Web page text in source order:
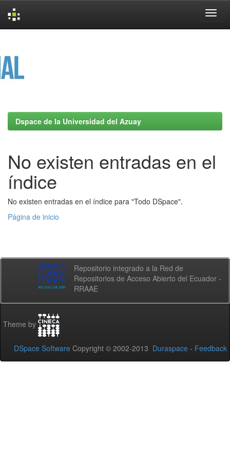
Dspace de la Universidad del Azuay
No existen entradas en el
índice
No existen entradas en el índice para "Todo DSpace".
Página de inicio
Repositorio integrado a la Red de
Repositorios de Acceso Abierto del Ecuador -
RRAAE
Theme by
DSpace Software Copyright © 2002-2013 Duraspace - Feedback